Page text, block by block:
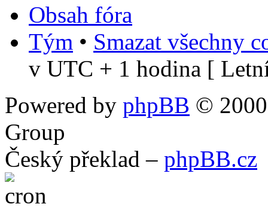
Obsah fóra
Tým • Smazat všechny
v UTC + 1 hodina [
Powered by phpBB ©
Group
Český překlad – phpBB.cz